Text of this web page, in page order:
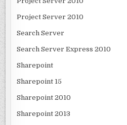
Project Server 2010
Search Server
Search Server Express 2010
Sharepoint
Sharepoint 15
Sharepoint 2010
Sharepoint 2013